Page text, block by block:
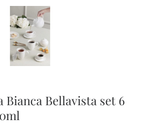
Bianca Bellavista set 6